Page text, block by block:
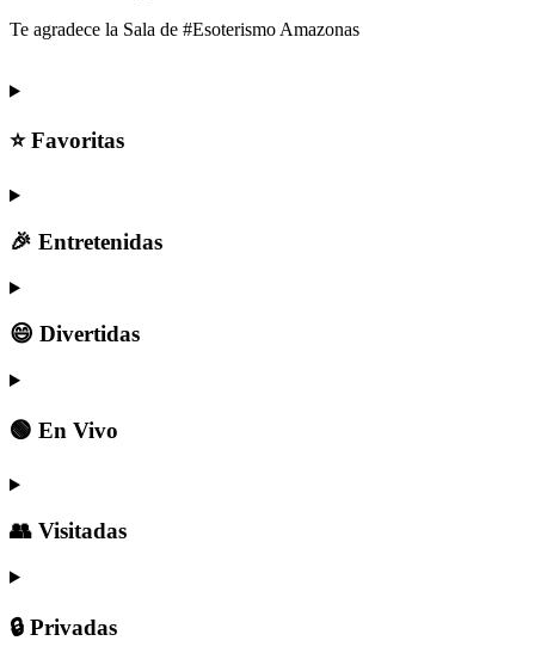
Te agradece la Sala de #Esoterismo Amazonas
⭐ Favoritas
🎉 Entretenidas
😄 Divertidas
🟢 En Vivo
👥 Visitadas
🔒 Privadas